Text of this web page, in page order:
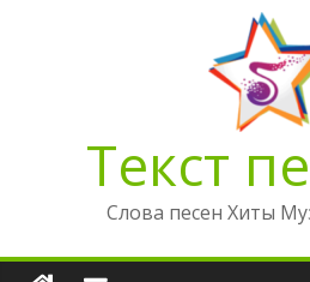
Текст
Слова песен Хиты